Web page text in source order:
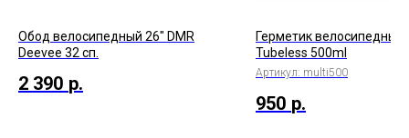
Обод велосипедный 26" DMR
Deevee 32 сп.
2 390 р.
Герметик велосипедный
Tubeless 500ml
Артикул: multi500
950 р.